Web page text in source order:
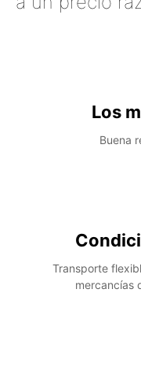
Los
Buena
Transporte
mercancías